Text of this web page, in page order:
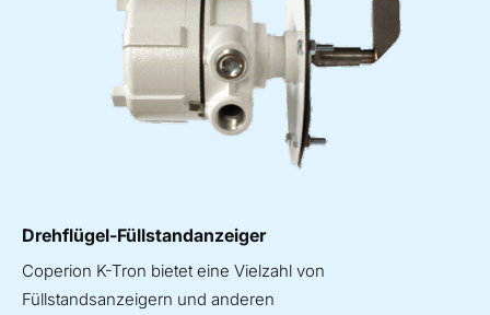
Drehflügel-Füllstandanzeiger
Coperion K-Tron bietet eine Vielzahl von
Füllstandsanzeigern und anderen